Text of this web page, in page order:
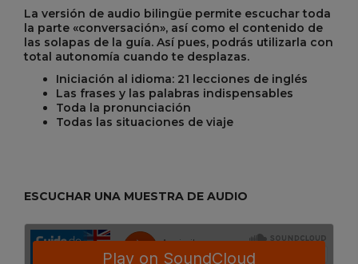
La versión de audio bilingüe permite escuchar toda
la parte «conversación», así como el contenido de
las solapas de la guía. Así pues, podrás utilizarla con
total autonomía cuando te desplazas.
Iniciación al idioma: 21 lecciones de inglés
Las frases y las palabras indispensables
Toda la pronunciación
Todas las situaciones de viaje
ESCUCHAR UNA MUESTRA DE AUDIO